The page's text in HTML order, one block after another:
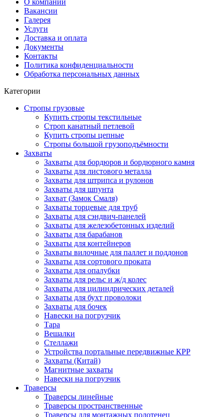
Вакансии
Галерея
Услуги
Доставка и оплата
Документы
Контакты
Политика конфиденциальности
Обработка персональных данных
Категории
Стропы грузовые
Купить стропы текстильные
Строп канатный петлевой
Купить стропы цепные
Стропы большой грузоподъёмности
Захваты
Захваты для бордюров и бордюрного камня
Захваты для листового металла
Захваты для штрипса и рулонов
Захваты для шпунта
Захват (Замок Смаля)
Захваты торцевые для труб
Захваты для сэндвич-панелей
Захваты для железобетонных изделий
Захваты для барабанов
Захваты для контейнеров
Захваты вилочные для паллет и поддонов
Захваты для сортового проката
Захваты для опалубки
Захваты для рельс и ж/д колес
Захваты для цилиндрических деталей
Захваты для бухт проволоки
Захваты для бочек
Навески на погрузчик
Тара
Вешалки
Стеллажи
Устройства портальные передвижные КРР
Захваты (Китай)
Магнитные захваты
Навески на погрузчик
Траверсы
Траверсы линейные
Траверсы пространственные
Траверсы для монтажных полотенец